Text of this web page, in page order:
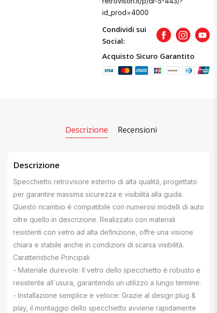
id_prod=4000
Condividi sui
Social:
FacebookInstagram
Acquisto Sicuro Garantito
Descrizione Recensioni
Descrizione
Specchietto retrovisore esterno di alta qualità, progettato
per garantire massima sicurezza e visibilità alla guida.
Questo ricambio è compatibile con numerosi modelli di auto
oltre quello in descrizione. Realizzato con materiali
resistenti con vetro ad alta definizione, offre una visione
chiara e stabile anche in condizioni di scarsa visibilità.
Caratteristiche Principali
- Materiale durevole: Il vetro dello specchietto è robusto e
resistente all`usura, garantendo un utilizzo a lungo termine.
- Installazione semplice e veloce: Grazie al design plug &
play, il montaggio dello specchietto avviene rapidamente